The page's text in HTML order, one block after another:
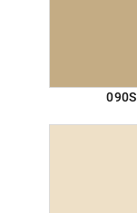
090S